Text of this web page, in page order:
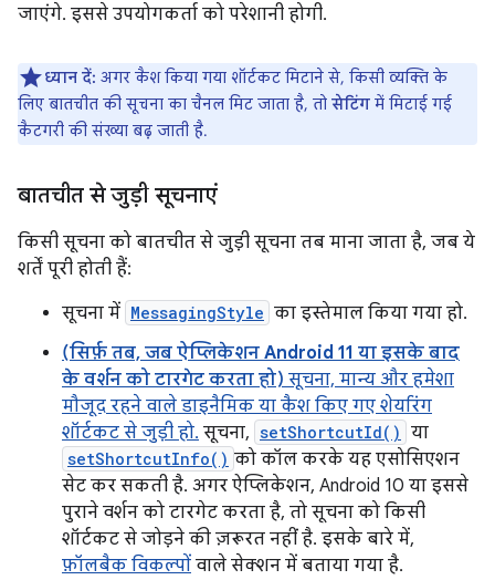
जाएंगे. इससे उपयोगकर्ता को परेशानी होगी.
ध्यान दें: अगर कैश किया गया शॉर्टकट मिटाने से, किसी व्यक्ति के
लिए बातचीत की सूचना का चैनल मिट जाता है, तो सेटिंग में मिटाई गई
कैटगरी की संख्या बढ़ जाती है.
बातचीत से जुड़ी सूचनाएं
किसी सूचना को बातचीत से जुड़ी सूचना तब माना जाता है, जब ये
शर्तें पूरी होती हैं:
सूचना में MessagingStyle का इस्तेमाल किया गया हो.
(सिर्फ़ तब, जब ऐप्लिकेशन Android 11 या इसके बाद
के वर्शन को टारगेट करता हो) सूचना, मान्य और हमेशा
मौजूद रहने वाले डाइनैमिक या कैश किए गए शेयरिंग
शॉर्टकट से जुड़ी हो. सूचना, setShortcutId() या
setShortcutInfo() को कॉल करके यह एसोसिएशन
सेट कर सकती है. अगर ऐप्लिकेशन, Android 10 या इससे
पुराने वर्शन को टारगेट करता है, तो सूचना को किसी
शॉर्टकट से जोड़ने की ज़रूरत नहीं है. इसके बारे में,
फ़ॉलबैक विकल्पों वाले सेक्शन में बताया गया है.